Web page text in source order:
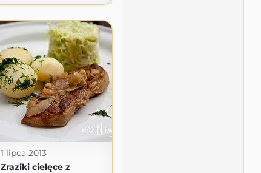
1 lipca 2013
Zraziki cielęce z